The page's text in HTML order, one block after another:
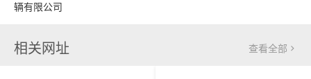
辆有限公司
相关网址 查看全部 